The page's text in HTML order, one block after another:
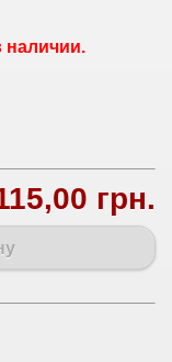
наличии.
грн.